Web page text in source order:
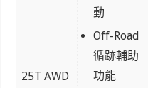
25T AWD
動
Off-Road
循跡輔助
功能